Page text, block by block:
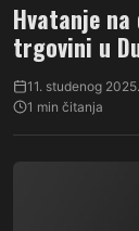
Hvatanje
trgovini u
11. studenog 2025.
1 min čitanja